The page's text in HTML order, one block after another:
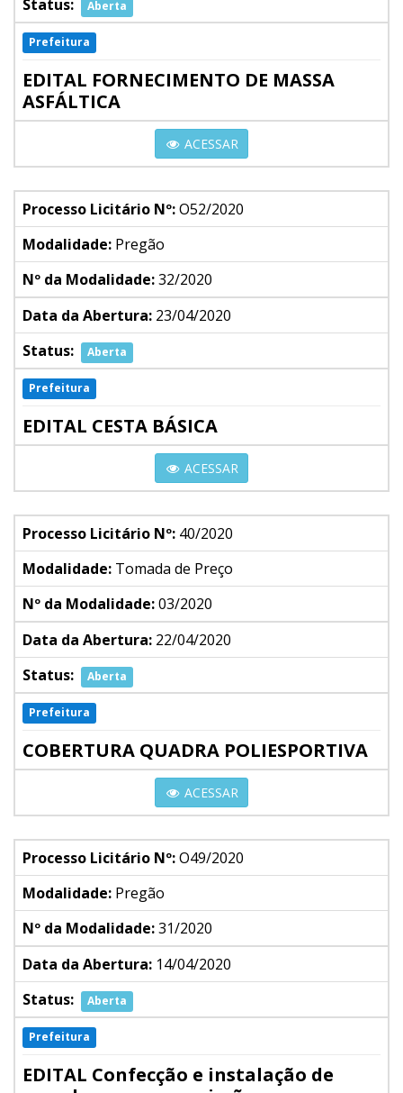
Status:
Aberta
Prefeitura
EDITAL FORNECIMENTO DE MASSA
ASFÁLTICA
ACESSAR
Processo Licitário Nº:O52/2020
Modalidade: Pregão
Nº da Modalidade:32/2020
Data da Abertura: 23/04/2020
Status:
Aberta
Prefeitura
EDITAL CESTA BÁSICA
ACESSAR
Processo Licitário Nº: 40/2020
Modalidade: Tomada de Preço
Nº da Modalidade:03/2020
Data da Abertura: 22/04/2020
Status:
Aberta
Prefeitura
COBERTURA QUADRA POLIESPORTIVA
ACESSAR
Processo Licitário Nº:O49/2020
Modalidade: Pregão
Nº da Modalidade:31/2020
Data da Abertura: 14/04/2020
Status:
Aberta
Prefeitura
EDITAL Confecção e instalação de